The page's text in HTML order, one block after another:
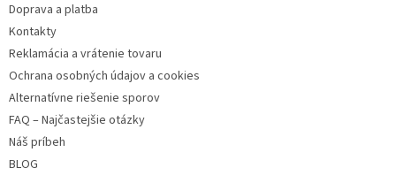
eDoprava a platba
Kontakty
Reklamácia a vrátenie tovaru
Ochrana osobných údajov a cookies
Alternatívne riešenie sporov
FAQ – Najčastejšie otázky
Náš príbeh
BLOG